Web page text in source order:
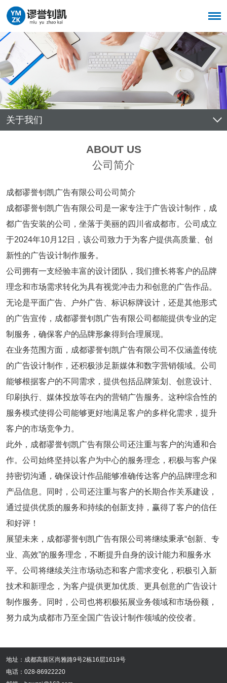
关于我们
ABOUT US
公司简介
成都谬誉钊凯广告有限公司公司简介
成都谬誉钊凯广告有限公司是一家专注于广告设计制作，成
都广告安装的公司，坐落于美丽的四川省成都市。公司成立
于2024年10月12日，该公司致力于为客户提供高质量、创
新性的广告设计制作服务。
公司拥有一支经验丰富的设计团队，我们擅长将客户的品牌
理念和市场需求转化为具有视觉冲击力和创意的广告作品。
无论是平面广告、户外广告、标识标牌设计，还是其他形式
的广告宣传，成都谬誉钊凯广告有限公司都能提供专业的定
制服务，确保客户的品牌形象得到合理展现。
在业务范围方面，成都谬誉钊凯广告有限公司不仅涵盖传统
的广告设计制作，还积极涉足新媒体和数字营销领域。公司
能够根据客户的不同需求，提供包括品牌策划、创意设计、
印刷执行、媒体投放等在内的营销广告服务。这种综合性的
服务模式使得公司能够更好地满足客户的多样化需求，提升
客户的市场竞争力。
此外，成都谬誉钊凯广告有限公司还注重与客户的沟通和合
作。公司始终坚持以客户为中心的服务理念，积极与客户保
持密切沟通，确保设计作品能够准确传达客户的品牌理念和
产品信息。同时，公司还注重与客户的长期合作关系建设，
通过提供优质的服务和持续的创新支持，赢得了客户的信任
和好评！
展望未来，成都谬誉钊凯广告有限公司将继续秉承“创新、专
业、高效”的服务理念，不断提升自身的设计能力和服务水
平。公司将继续关注市场动态和客户需求变化，积极引入新
技术和新理念，为客户提供更加优质、更具创意的广告设计
制作服务。同时，公司也将积极拓展业务领域和市场份额，
努力成为成都市乃至全国广告设计制作领域的佼佼者。
地址：成都高新区尚雅路9号2栋16层1619号
电话：028-86922220